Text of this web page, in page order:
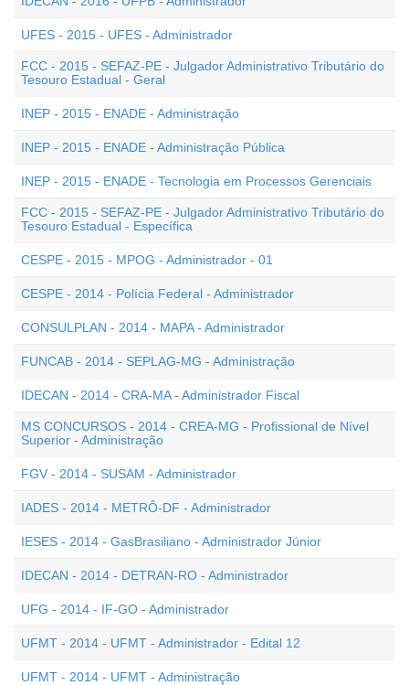
UFES - 2015 - UFES - Administrador
FCC - 2015 - SEFAZ-PE - Julgador Administrativo Tributário do
Tesouro Estadual - Geral
INEP - 2015 - ENADE - Administração
INEP - 2015 - ENADE - Administração Pública
INEP - 2015 - ENADE - Tecnologia em Processos Gerenciais
FCC - 2015 - SEFAZ-PE - Julgador Administrativo Tributário do
Tesouro Estadual - Específica
CESPE - 2015 - MPOG - Administrador - 01
CESPE - 2014 - Polícia Federal - Administrador
CONSULPLAN - 2014 - MAPA - Administrador
FUNCAB - 2014 - SEPLAG-MG - Administração
IDECAN - 2014 - CRA-MA - Administrador Fiscal
MS CONCURSOS - 2014 - CREA-MG - Profissional de Nível
Superior - Administração
FGV - 2014 - SUSAM - Administrador
IADES - 2014 - METRÔ-DF - Administrador
IESES - 2014 - GasBrasiliano - Administrador Júnior
IDECAN - 2014 - DETRAN-RO - Administrador
UFG - 2014 - IF-GO - Administrador
UFMT - 2014 - UFMT - Administrador - Edital 12
UFMT - 2014 - UFMT - Administração